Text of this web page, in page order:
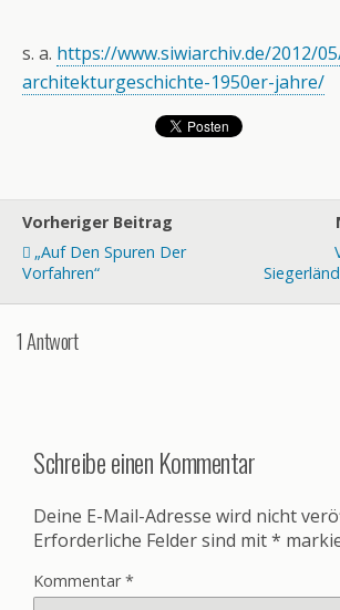
s. a. https://www.siwiarchiv.de/2012/
architekturgeschichte-1950er-jahre/
Vorheriger Beitrag
„Auf Den Spuren Der
Vorfahren“
1 Antwort
Schreibe einen Kommentar
Deine E-Mail-Adresse wird nicht
Erforderliche Felder sind mit*
Kommentar*